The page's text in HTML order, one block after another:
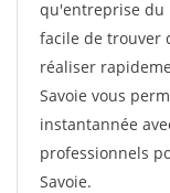
qu'entreprise du
facile de trouver
réaliser
Savoie vous
instantannée
professionnels
Savoie.